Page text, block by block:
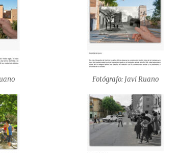
Fotógrafo: Javi Ruano